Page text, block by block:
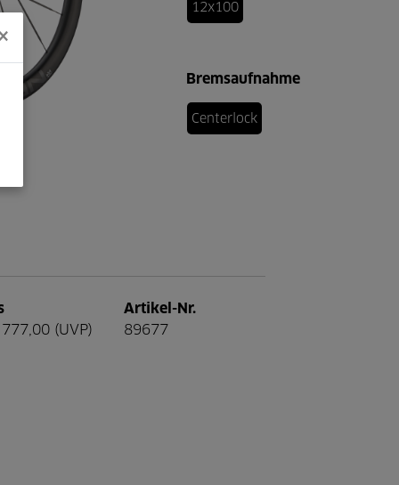
12x100
Bremsaufnahme
Centerlock
777,00 (UVP)
Artikel-Nr.
89677